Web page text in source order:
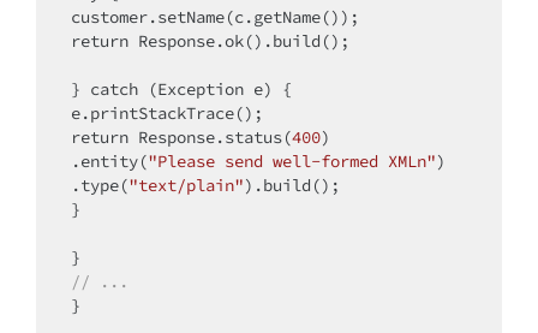
return Response.ok().build();
} catch (Exception e) {
return Response.status(400)
.entity("Please send well-formed XMLn")
.type("text/plain").build();
}
// ...